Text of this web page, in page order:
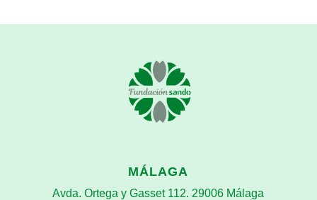
MÁLAGA
Avda. Ortega y Gasset 112. 29006 Málaga